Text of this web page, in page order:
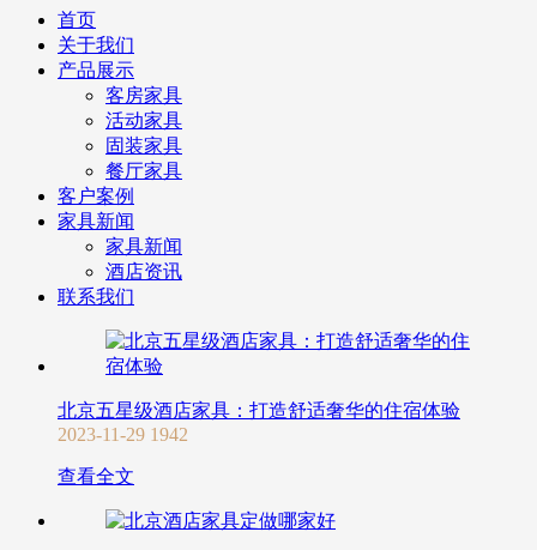
首页
关于我们
产品展示
客房家具
活动家具
固装家具
餐厅家具
客户案例
家具新闻
家具新闻
酒店资讯
联系我们
北京五星级酒店家具：打造舒适奢华的住宿体验
2023-11-29 1942
查看全文